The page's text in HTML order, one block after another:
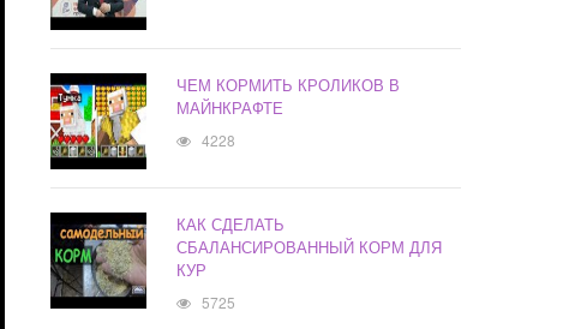
ЧЕМ КОРМИТЬ КРОЛИКОВ В
МАЙНКРАФТЕ
4228
КАК СДЕЛАТЬ
СБАЛАНСИРОВАННЫЙ КОРМ ДЛЯ
КУР
5725